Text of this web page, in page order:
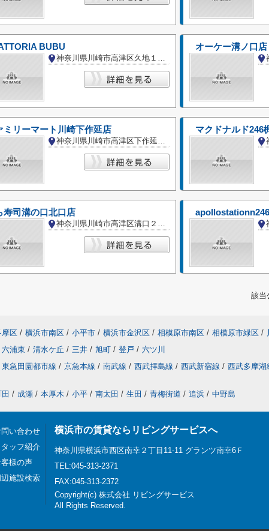
BUBU
神奈川県川崎市高津区久地１丁目
オーケー溝ノ口店
ミリーマート川崎下作延店
神奈川県川崎市高津区下作延３丁目
マクドナルド246
寿司溝の口北口店
神奈川県川崎市高津区溝口２丁目
該当
摩区 / 横浜市南区 / 小平市 / 横浜市金沢区 / 相模原市南区 / 相模原市緑区 /
六浦東 / 清水ケ丘 / 三井 / 旭町 / 登戸 / 六ツ川
東急田園都市線 / 京急本線 / 南武線 / 西武拝島線 / 西武新宿線 / 西武多摩湖
/ 成瀬 / 本厚木 / 小平 / 南太田 / 生田 / 青梅街道 / 追浜 / 中野島
問い合わせ
タッフ紹介
客様の声
辺施設検索
横浜市の賃貸ならリビングサービスへ
神奈川県横浜市西区南幸２丁目11-11 グランツ南幸6Ｆ
TEL:045-313-2371
FAX:045-313-2372
Copyright(c) 株式会社 リビングサービス
All Rights Reserved.